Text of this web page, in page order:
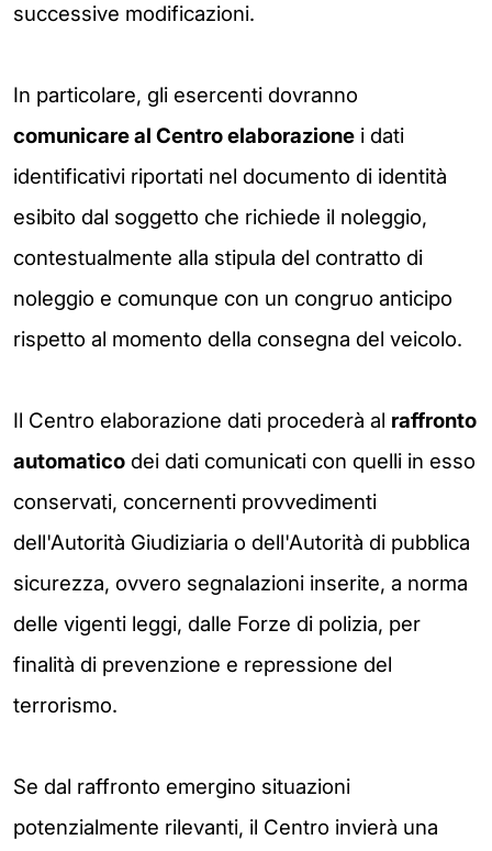
successive modificazioni.
In particolare, gli esercenti dovranno
comunicare al Centro elaborazione i dati
identificativi riportati nel documento di identità
esibito dal soggetto che richiede il noleggio,
contestualmente alla stipula del contratto di
noleggio e comunque con un congruo anticipo
rispetto al momento della consegna del veicolo.
Il Centro elaborazione dati procederà al raffronto
automatico dei dati comunicati con quelli in esso
conservati, concernenti provvedimenti
dell'Autorità Giudiziaria o dell'Autorità di pubblica
sicurezza, ovvero segnalazioni inserite, a norma
delle vigenti leggi, dalle Forze di polizia, per
finalità di prevenzione e repressione del
terrorismo.
Se dal raffronto emergino situazioni
potenzialmente rilevanti, il Centro invierà una